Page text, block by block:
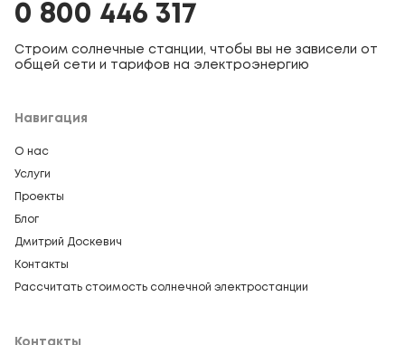
0 800 446 317
Строим солнечные станции, чтобы вы не зависели от
общей сети и тарифов на электроэнергию
Навигация
О нас
Услуги
Проекты
Блог
Дмитрий Доскевич
Контакты
Рассчитать стоимость солнечной электростанции
Контакты